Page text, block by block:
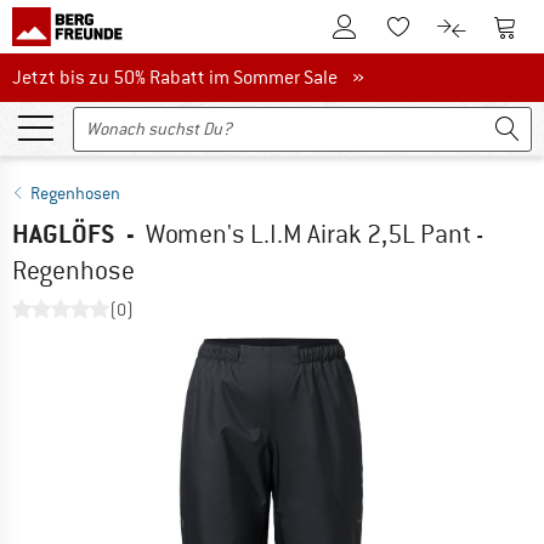
Zum KundenkontoZum Merkzettel.
Zum Zum
Jetzt bis zu 50% Rabatt im Sommer Sale
Jetzt bis zu 50% Rabatt im Sommer Sale »
Regenhosen
HAGLÖFS - Women's L.I.M Airak 2,5L Pant -
Regenhose
(0)